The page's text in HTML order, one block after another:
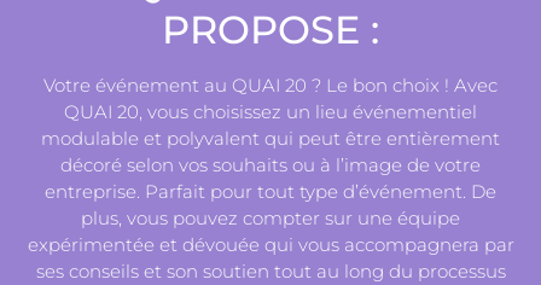
PROPOSE :
Votre événement au QUAI 20 ? Le bon choix ! Avec
QUAI 20, vous choisissez un lieu événementiel
modulable et polyvalent qui peut être entièrement
décoré selon vos souhaits ou à l’image de votre
entreprise. Parfait pour tout type d’événement. De
plus, vous pouvez compter sur une équipe
expérimentée et dévouée qui vous accompagnera par
ses conseils et son soutien tout au long du processus